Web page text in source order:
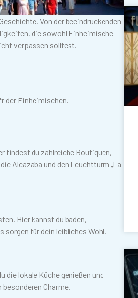
Von der beeindruckenden
die sowohl Einheimische
verpassen solltest.
der Einheimischen.
findest du zahlreiche Boutiquen,
Alcazaba und den Leuchtturm „La
Hier kannst du baden,
sorgen für dein leibliches Wohl.
die lokale Küche genießen und
Charme.